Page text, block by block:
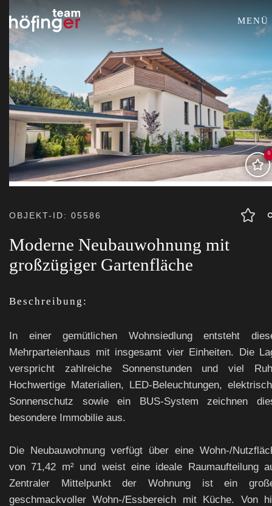
MENÜ
0
OBJEKT-ID: 05586
Moderne Neubauwohnung mit
großzügiger Gartenfläche
Beschreibung:
In einer gemütlichen Wohnsiedlung entsteht
Mehrparteienhaus mit insgesamt vier Einheiten. Die
verspricht zahlreiche Sonnenstunden und viel
Hochwertige Materialien, LED-Beleuchtungen,
Sonnenschutz sowie ein BUS-System zeichnen
besondere Immobilie aus.
Die Neubauwohnung verfügt über eine Wohn-/
von 71,42 m² und weist eine ideale Raumaufteilung
Zentraler Mittelpunkt der Wohnung ist ein
geschmackvoller Wohn-/Essbereich mit Küche. Von